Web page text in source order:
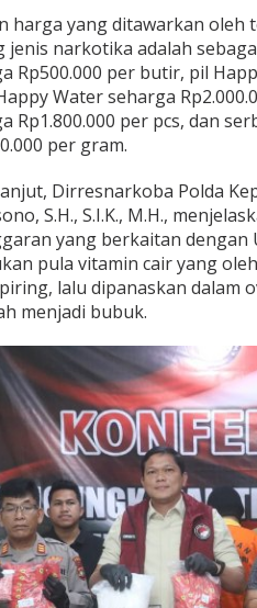
harga yang ditawarkan oleh
jenis narkotika adalah
Rp500.000 per butir, pil
Water seharga
Rp1.800.000 per pcs, dan
per gram.
Dirresnarkoba Polda
S.H., S.I.K., M.H.,
yang berkaitan dengan
pula vitamin cair yang
lalu dipanaskan dalam
menjadi bubuk.